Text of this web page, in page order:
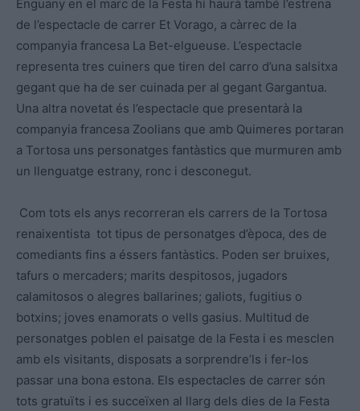
Enguany en el marc de la Festa hi haurà també l’estrena
de l’espectacle de carrer Et Vorago, a càrrec de la
companyia francesa La Bet-elgueuse. L’espectacle
representa tres cuiners que tiren del carro d’una salsitxa
gegant que ha de ser cuinada per al gegant Gargantua.
Una altra novetat és l’espectacle que presentarà la
companyia francesa Zoolians que amb Quimeres portaran
a Tortosa uns personatges fantàstics que murmuren amb
un llenguatge estrany, ronc i desconegut.
Com tots els anys recorreran els carrers de la Tortosa
renaixentista tot tipus de personatges d’època, des de
comediants fins a éssers fantàstics. Poden ser bruixes,
tafurs o mercaders; marits despitosos, jugadors
calamitosos o alegres ballarines; galiots, fugitius o
botxins; joves enamorats o vells gasius. Multitud de
personatges poblen el paisatge de la Festa i es mesclen
amb els visitants, disposats a sorprendre’ls i fer-los
passar una bona estona. Els espectacles de carrer són
tots gratuïts i es succeïxen al llarg dels dies de la Festa